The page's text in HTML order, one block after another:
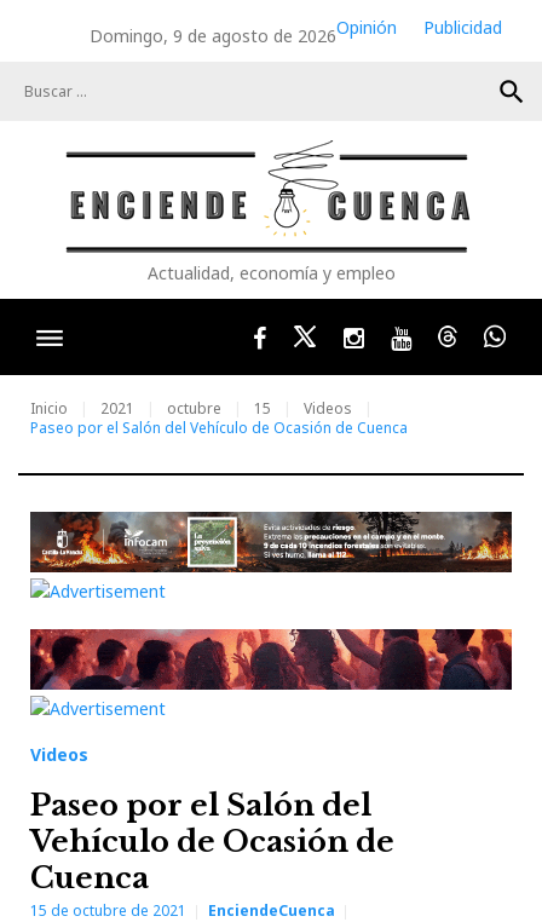
Domingo, 9 de agosto de 2026Opinión
Publicidad
search
Actualidad, economía y empleo
FacebookTwitterInstagram
YoutubeThreads
Inicio 2021 octubre 15
Videos
Paseo por el Salón del Vehículo de Ocasión de Cuenca
Videos
Paseo por el Salón del
Vehículo de Ocasión de
Cuenca
15 de octubre de 2021 EnciendeCuenca